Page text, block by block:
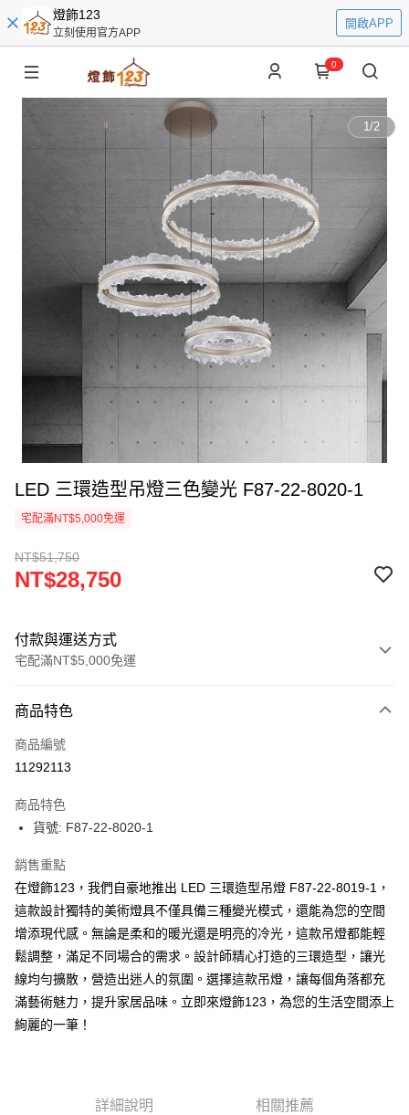
燈飾123
立刻使用官方APP
開啟APP
0
1/2
LED 三環造型吊燈三色變光 F87-22-8020-1
宅配滿NT$5,000免運
NT$51,750
NT$28,750
付款與運送方式
宅配滿NT$5,000免運
信用卡一次付款
LINE Pay
街口支付
悠遊付
Google Pay
全盈+PAY
AFTEE先享後付
相關說明
【關於「AFTEE先享後付」】
AFTEE先享後付是「在收到商品之後才付款」的支付方式。 讓您購物簡單
便利好安心！
商品特色
商品編號
11292113
商品特色
貨號: F87-22-8020-1
銷售重點
在燈飾123，我們自豪地推出 LED 三環造型吊燈 F87-22-8019-1，
這款設計獨特的美術燈具不僅具備三種變光模式，還能為您的空間
增添現代感。無論是柔和的暖光還是明亮的冷光，這款吊燈都能輕
鬆調整，滿足不同場合的需求。設計師精心打造的三環造型，讓光
線均勻擴散，營造出迷人的氛圍。選擇這款吊燈，讓每個角落都充
滿藝術魅力，提升家居品味。立即來燈飾123，為您的生活空間添上
絢麗的一筆！
詳細說明 相關推薦